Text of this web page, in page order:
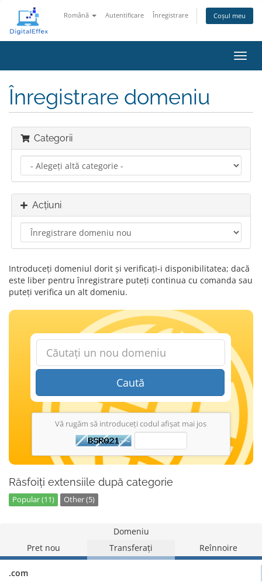
Română Autentificare Înregistrare Coșul meu
Înregistrare domeniu
Categorii
Acțiuni
Introduceți domeniul dorit și verificați-i disponibilitatea; dacă
este liber pentru înregistrare puteți continua cu comanda sau
puteți verifica un alt domeniu.
Caută
Vă rugăm să introduceți codul afișat mai jos
Răsfoiți extensiile după categorie
Popular (11) Other (5)
Domeniu
Pret nou
Transferați Reînnoire
.com